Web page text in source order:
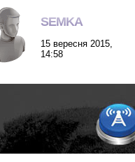
SEMKA
15 вересня 2015,
14:58